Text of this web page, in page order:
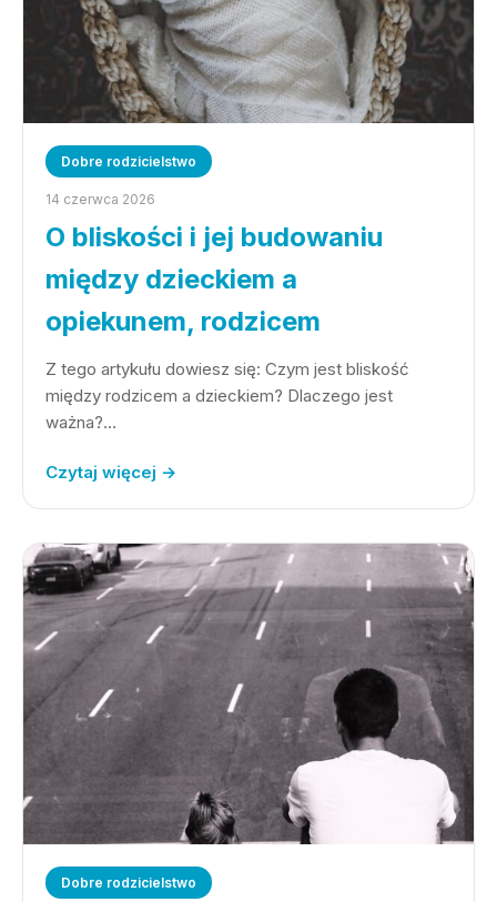
Dobre rodzicielstwo
14 czerwca 2026
O bliskości i jej budowaniu
między dzieckiem a
opiekunem, rodzicem
Z tego artykułu dowiesz się: Czym jest bliskość
między rodzicem a dzieckiem? Dlaczego jest
ważna?…
Czytaj więcej →
Dobre rodzicielstwo